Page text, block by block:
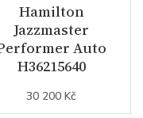
Hamilton
Jazzmaster
Auto
H36215640
30 200 Kč